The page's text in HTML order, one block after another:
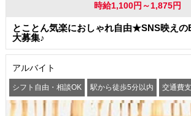
時給1,100円～1,875円
とことん気楽におしゃれ自由★SNS映え
大募集♪
アルバイト
シフト自由・相談OK 駅から徒歩5分以内 交通費